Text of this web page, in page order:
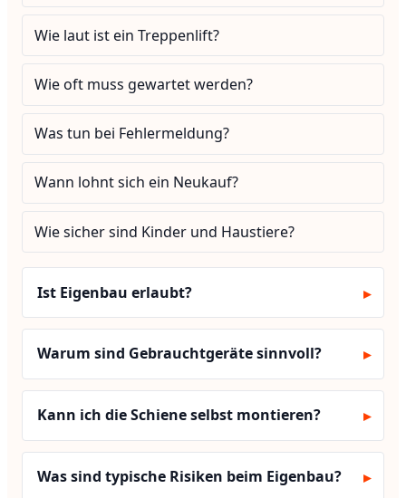
Wie laut ist ein Treppenlift?
Wie oft muss gewartet werden?
Was tun bei Fehlermeldung?
Wann lohnt sich ein Neukauf?
Wie sicher sind Kinder und Haustiere?
Ist Eigenbau erlaubt?
Warum sind Gebrauchtgeräte sinnvoll?
Kann ich die Schiene selbst montieren?
Was sind typische Risiken beim Eigenbau?